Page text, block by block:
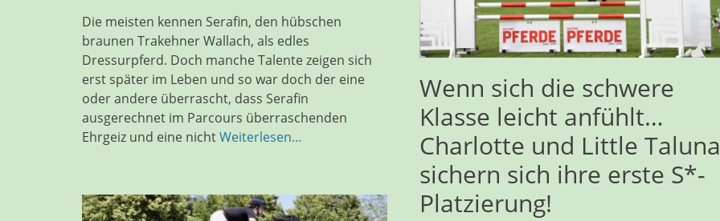
Die meisten kennen Serafin, den hübschen
braunen Trakehner Wallach, als edles
Dressurpferd. Doch manche Talente zeigen sich
erst später im Leben und so war doch der eine
oder andere überrascht, dass Serafin
ausgerechnet im Parcours überraschenden
Ehrgeiz und eine nichtWeiterlesen…
Wenn sich die schwere
Klasse leicht anfühlt…
Charlotte und Little Taluna
sichern sich ihre erste S*-
Platzierung!